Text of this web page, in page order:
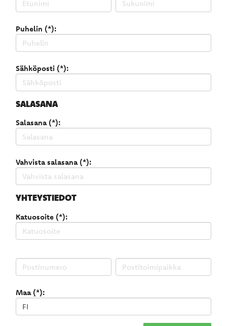
Puhelin (*):
Sähköposti (*):
SALASANA
Salasana (*):
Vahvista salasana (*):
YHTEYSTIEDOT
Katuosoite (*):
Maa (*):